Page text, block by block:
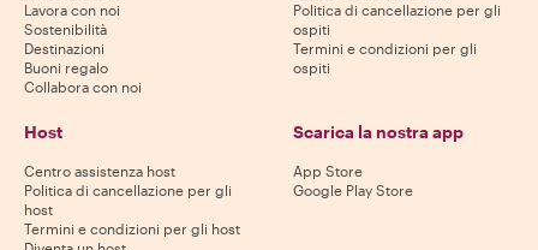
Lavora con noi
Sostenibilità
Destinazioni
Buoni regalo
Collabora con noi
Politica di cancellazione per gli
ospiti
Termini e condizioni per gli
ospiti
Host
Centro assistenza host
Politica di cancellazione per gli
host
Termini e condizioni per gli host
Scarica la nostra app
App Store
Google Play Store